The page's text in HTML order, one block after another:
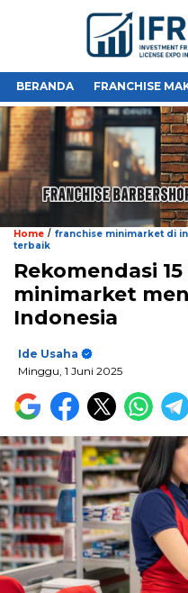
BERANDA FRANCHISE
Home / franchise minimarket di
terbaik
Rekomendasi
minimarket
Indonesia
Ide Usaha
Minggu, 1 Juni 2025